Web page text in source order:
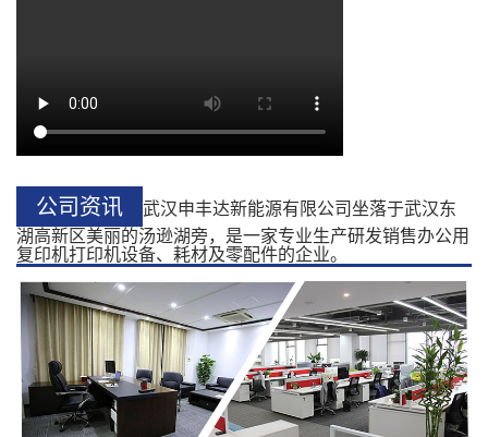
公司资讯
武汉申丰达新能源有限公司坐落于武汉东
湖高新区美丽的汤逊湖旁，是一家专业生产研发销售办公用
复印机打印机设备、耗材及零配件的企业。